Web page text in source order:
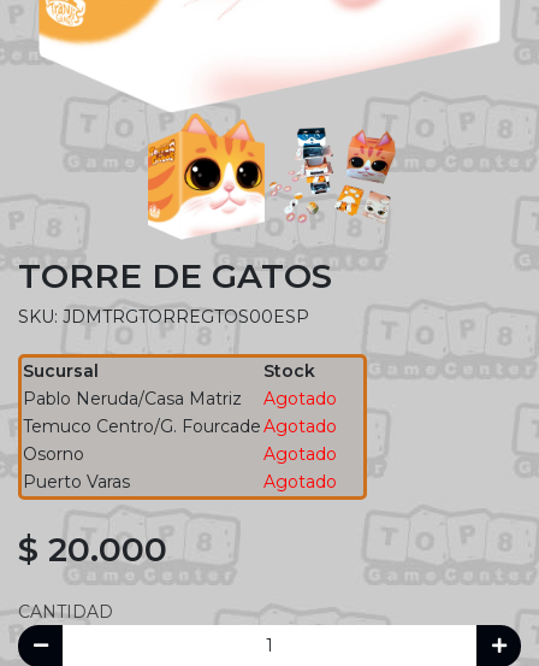
TORRE DE GATOS
SKU: JDMTRGTORREGTOS00ESP
Sucursal
Stock
Pablo Neruda/Casa Matriz
Agotado
Temuco Centro/G. FourcadeAgotado
Osorno
Agotado
Puerto Varas
Agotado
$ 20.000
CANTIDAD